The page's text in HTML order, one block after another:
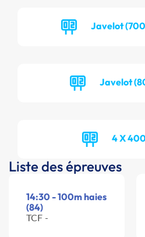
Javelot
Javelot
4 X
Liste des épreuves
14:30 - 100m haies
(84)
TCF -